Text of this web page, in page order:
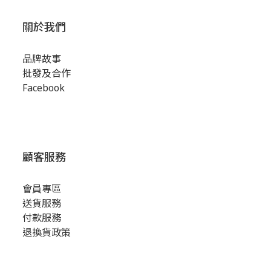
關於我們
品牌故事
批發及合作
Facebook
顧客服務
會員專區
送貨服務
付款服務
退換貨政策